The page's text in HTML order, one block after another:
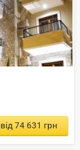
від 74 631 грн